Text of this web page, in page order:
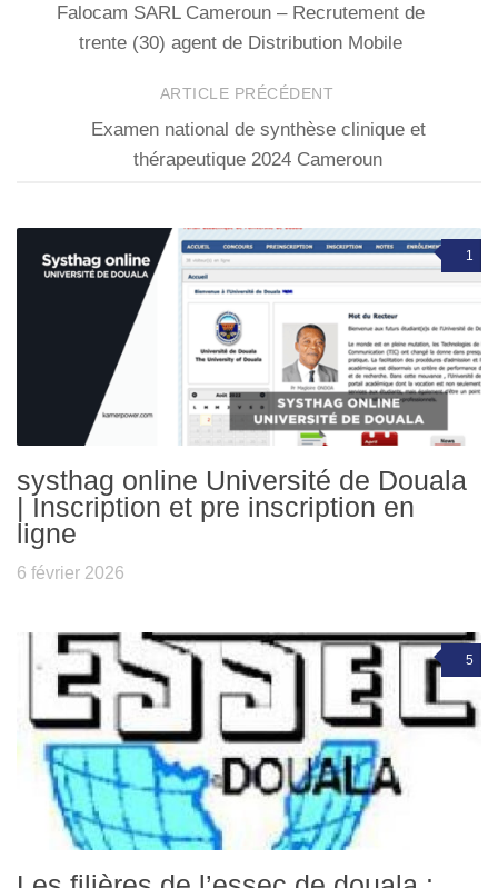
Falocam SARL Cameroun – Recrutement de
trente (30) agent de Distribution Mobile
ARTICLE PRÉCÉDENT
Examen national de synthèse clinique et
thérapeutique 2024 Cameroun
1
systhag online Université de Douala
| Inscription et pre inscription en
ligne
6 février 2026
5